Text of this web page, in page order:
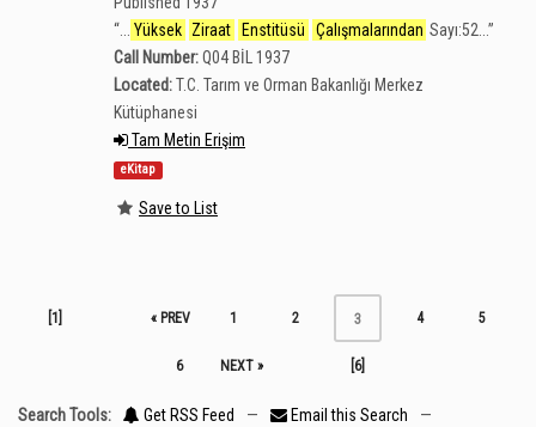
“
Yüksek Ziraat Enstitüsü Çalışmalarından Sayı:52...”
Call Number:Q04 BİL 1937
Located:T.C. Tarım ve Orman Bakanlığı Merkez
Kütüphanesi
Tam Metin Erişim
eKitap
Save to List
[1] « PREV 1 2 3 4 5
6 NEXT » [6]
Search Tools: Get RSS Feed — Email this Search
—